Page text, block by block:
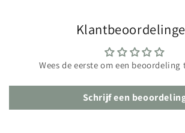
Wees de eerste om een beoordeling
Schrijf een